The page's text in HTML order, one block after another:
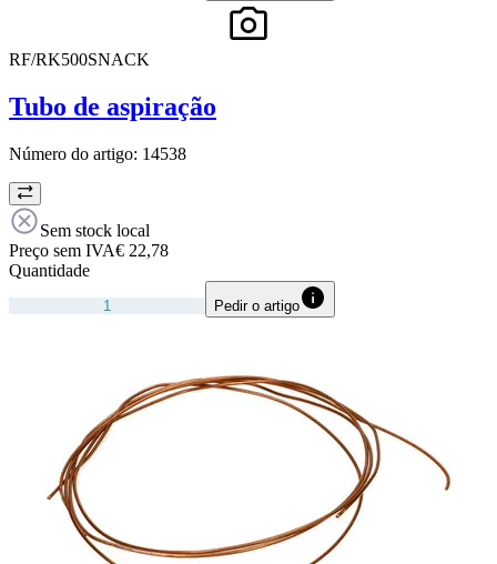
RF/RK500SNACK
Tubo de aspiração
Número do artigo: 14538
Sem stock local
Preço sem IVA€ 22,78
Quantidade
Pedir o artigo